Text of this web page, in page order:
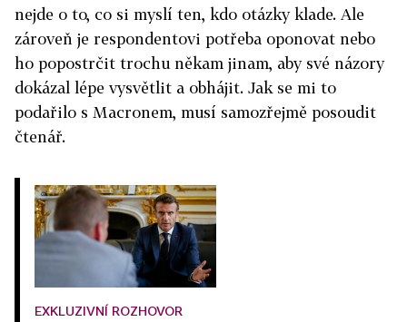
nejde o to, co si myslí ten, kdo otázky klade. Ale
zároveň je respondentovi potřeba oponovat nebo
ho popostrčit trochu někam jinam, aby své názory
dokázal lépe vysvětlit a obhájit. Jak se mi to
podařilo s Macronem, musí samozřejmě posoudit
čtenář.
EXKLUZIVNÍ ROZHOVOR